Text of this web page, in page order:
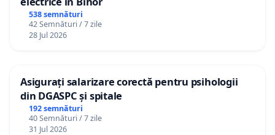
538 semnături
42 Semnături / 7 zile
28 Jul 2026
Asigurați salarizare corectă pentru psihologii
din DGASPC și spitale
192 semnături
40 Semnături / 7 zile
31 Jul 2026